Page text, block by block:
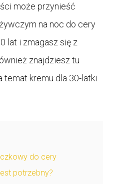
może przynieść
na noc do cery
lat i zmagasz się z
znajdziesz tu
temat kremu dla 30-latki
do cery
potrzebny?